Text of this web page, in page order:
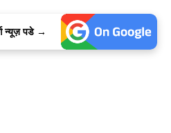
न्यूज़ पडे →